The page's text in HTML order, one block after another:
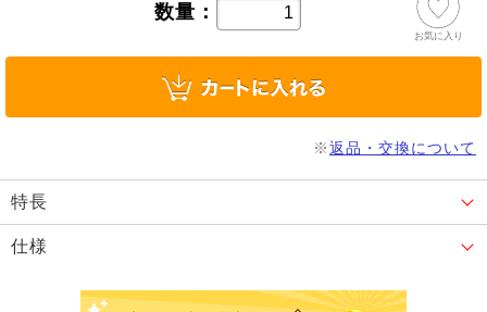
数量：
お気に入り
※返品・交換について
特長
仕様